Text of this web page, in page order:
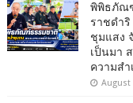
พิพิธภัณ
ราชดำ
ชุมแสง
เป็นมา
ความส
August